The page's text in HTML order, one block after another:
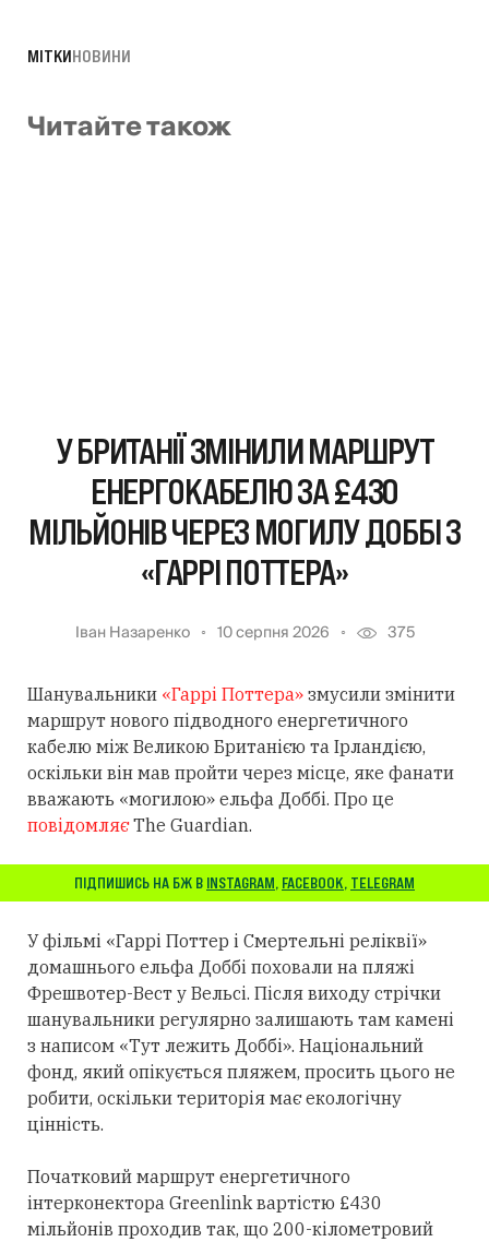
МІТКИНОВИНИ
Читайте також
У БРИТАНІЇ ЗМІНИЛИ МАРШРУТ
ЕНЕРГОКАБЕЛЮ ЗА £430
МІЛЬЙОНІВ ЧЕРЕЗ МОГИЛУ ДОББІ З
«ГАРРІ ПОТТЕРА»
Іван Назаренко 10 серпня 2026 375
Шанувальники «Гаррі Поттера» змусили змінити
маршрут нового підводного енергетичного
кабелю між Великою Британією та Ірландією,
оскільки він мав пройти через місце, яке фанати
вважають «могилою» ельфа Доббі. Про це
повідомляєThe Guardian.
ПІДПИШИСЬ НА БЖ В INSTAGRAM, FACEBOOK, TELEGRAM
У фільмі «Гаррі Поттер і Смертельні реліквії»
домашнього ельфа Доббі поховали на пляжі
Фрешвотер-Вест у Вельсі. Після виходу стрічки
шанувальники регулярно залишають там камені
з написом «Тут лежить Доббі». Національний
фонд, який опікується пляжем, просить цього не
робити, оскільки територія має екологічну
цінність.
Початковий маршрут енергетичного
інтерконектора Greenlink вартістю £430
мільйонів проходив так, що 200-кілометровий